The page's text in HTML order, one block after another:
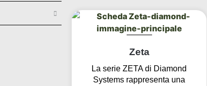
Zeta
La serie ZETA di Diamond
Systems rappresenta una